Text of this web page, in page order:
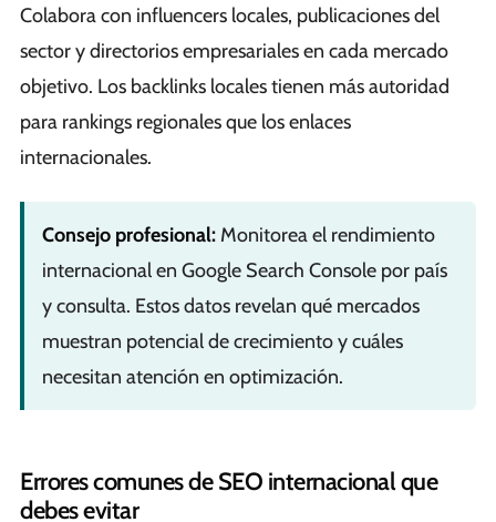
Colabora con influencers locales, publicaciones del
sector y directorios empresariales en cada mercado
objetivo. Los backlinks locales tienen más autoridad
para rankings regionales que los enlaces
internacionales.
Consejo profesional: Monitorea el rendimiento
internacional en Google Search Console por país
y consulta. Estos datos revelan qué mercados
muestran potencial de crecimiento y cuáles
necesitan atención en optimización.
Errores comunes de SEO internacional que
debes evitar